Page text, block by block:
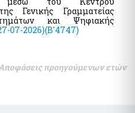
της τεχνολογίας
Εκλογές 2023
Αποζημίωσης
Γενικής Γραμματείας
και Ψηφιακής
07-2026)(B'4747)
Αποφάσεις προηγούμενων ετών